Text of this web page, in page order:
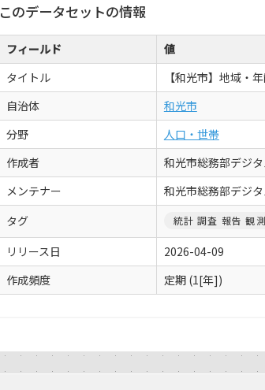
このデータセットの情報
フィールド
値
タイトル
【和光市】地域・
自治体
和光市
分野
人口・世帯
作成者
和光市総務部デジ
メンテナー
和光市総務部デジ
タグ
統計 調査 報告 観
リリース日
2026-04-09
作成頻度
定期 (1[年])